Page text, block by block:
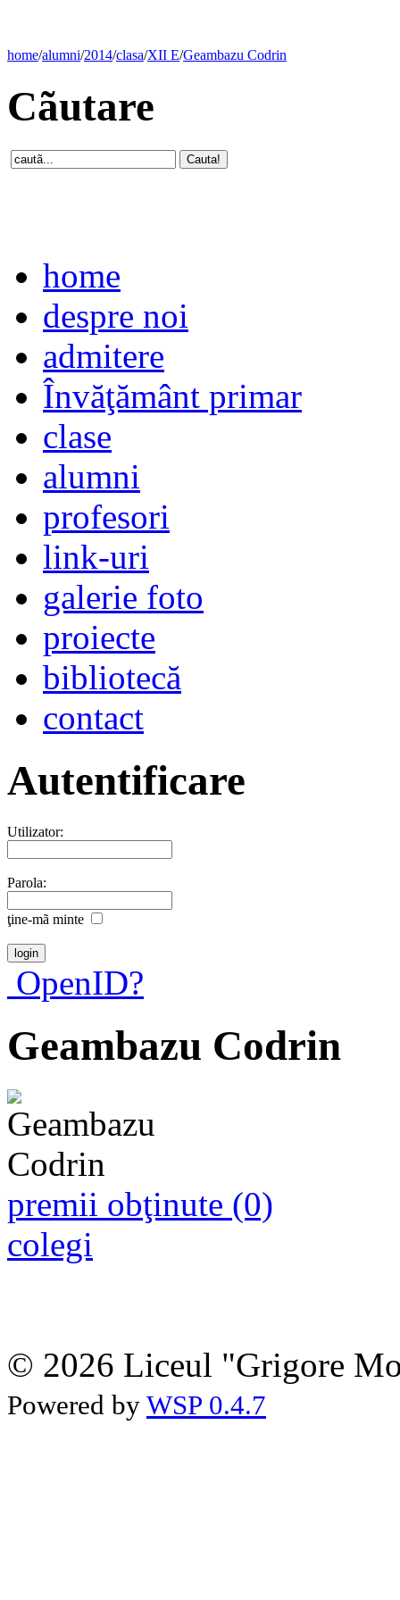
home/alumni/2014/clasa/XII E/Geambazu Codrin
Cãutare
home
despre noi
admitere
Învăţământ primar
clase
alumni
profesori
link-uri
galerie foto
proiecte
bibliotecă
contact
Autentificare
Utilizator:
Parola:
ţine-mã minte
OpenID?
Geambazu Codrin
premii obţinute (0)
colegi
© 2026 Liceul "Grigore
Powered by WSP 0.4.7